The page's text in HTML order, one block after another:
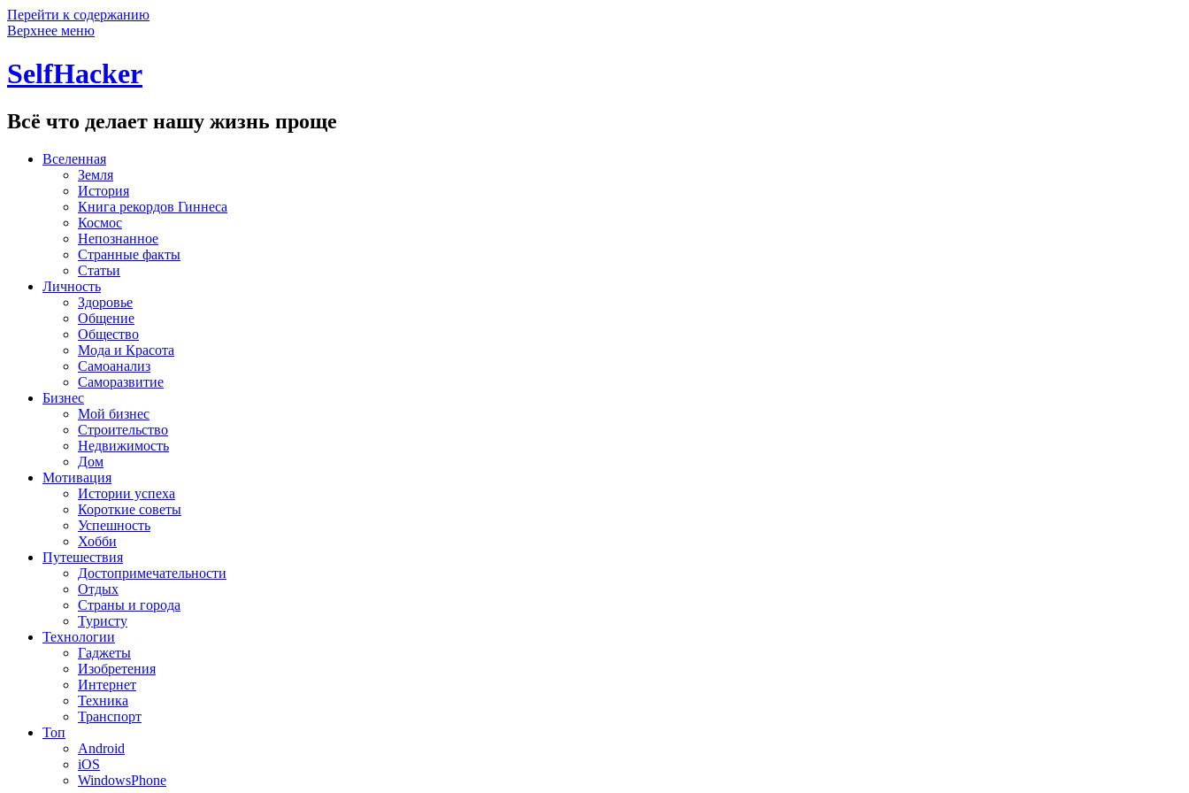
Перейти к содержанию
Верхнее меню
SelfHacker
Всё что делает нашу жизнь проще
Вселенная
Земля
История
Книга рекордов Гиннеса
Космос
Непознанное
Странные факты
Статьи
Личность
Здоровье
Общение
Общество
Мода и Красота
Самоанализ
Саморазвитие
Бизнес
Мой бизнес
Строительство
Недвижимость
Дом
Мотивация
Истории успеха
Короткие советы
Успешность
Хобби
Путешествия
Достопримечательности
Отдых
Страны и города
Туристу
Технологии
Гаджеты
Изобретения
Интернет
Техника
Транспорт
Топ
Android
iOS
WindowsPhone